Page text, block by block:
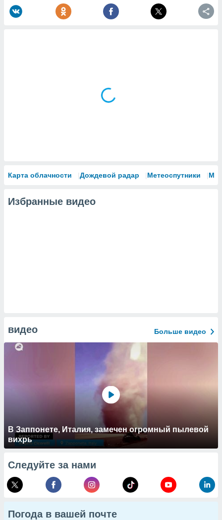
Карта облачности Дождевой радар Метеоспутники
Избранные видео
видео Больше видео
В Заппонете, Италия, замечен огромный пылевой
вихрь
Следуйте за нами
Погода в вашей почте